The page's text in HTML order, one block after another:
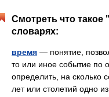
Смотреть что такое
словарях:
время — понятие,
то или иное событие по
определить, на сколько
лет или столетий одно